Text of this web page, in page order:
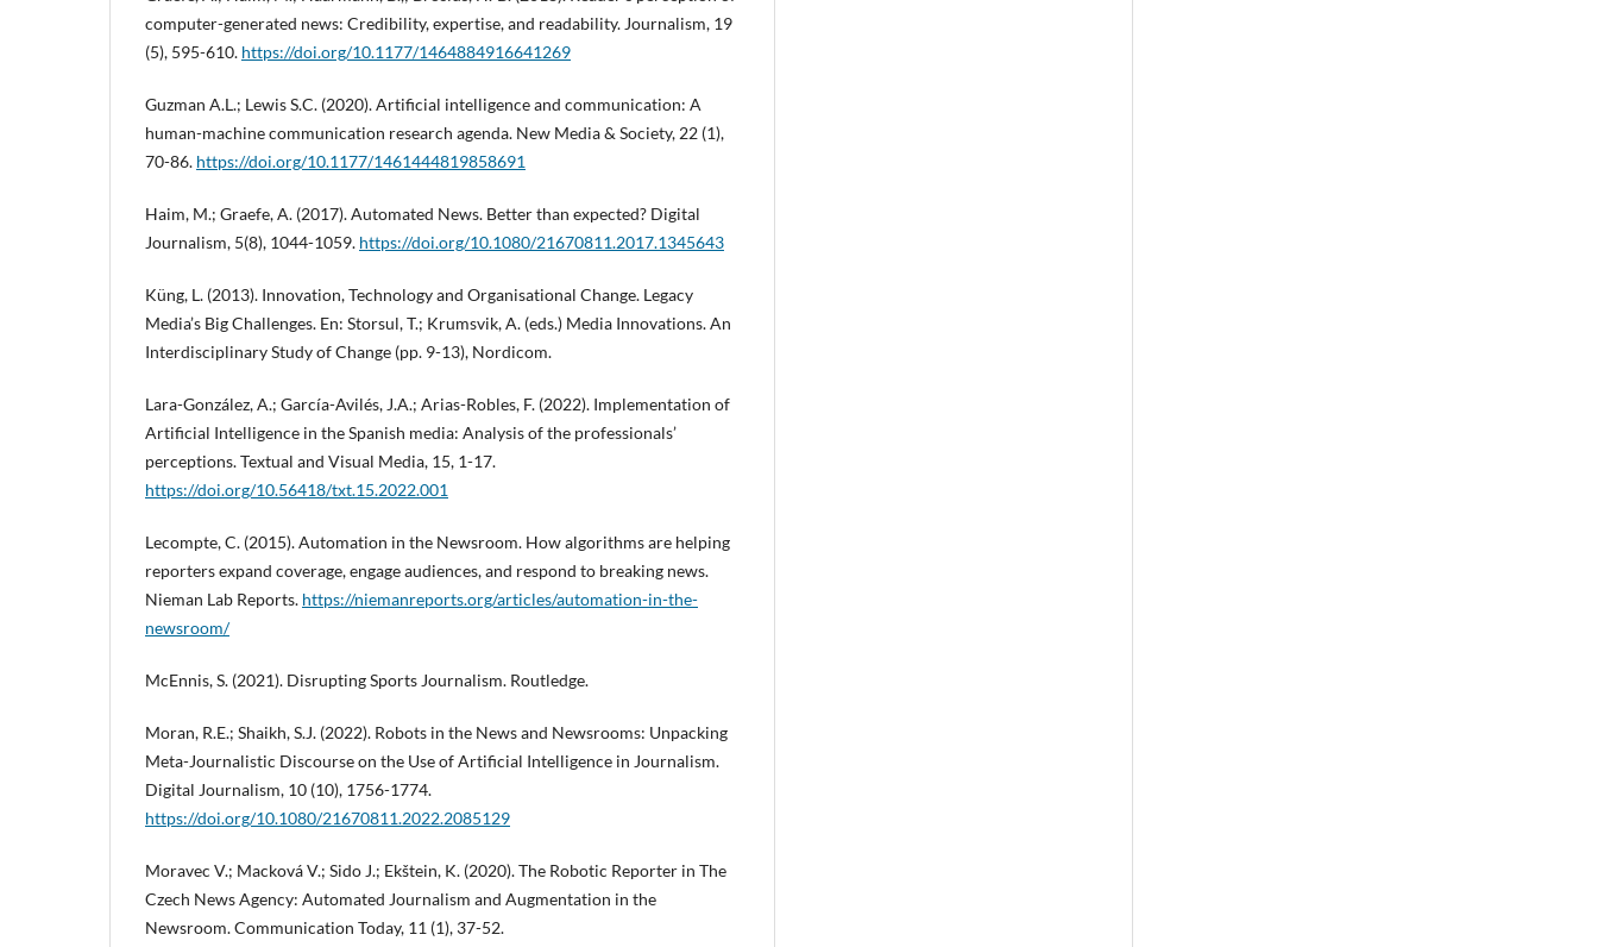
computer-generated news: Credibility, expertise, and readability. Journalism, 19
(5), 595-610. https://doi.org/10.1177/1464884916641269
Guzman A.L.; Lewis S.C. (2020). Artificial intelligence and communication: A
human-machine communication research agenda. New Media & Society, 22 (1),
70-86. https://doi.org/10.1177/1461444819858691
Haim, M.; Graefe, A. (2017). Automated News. Better than expected? Digital
Journalism, 5(8), 1044-1059. https://doi.org/10.1080/21670811.2017.1345643
Küng, L. (2013). Innovation, Technology and Organisational Change. Legacy
Media’s Big Challenges. En: Storsul, T.; Krumsvik, A. (eds.) Media Innovations. An
Interdisciplinary Study of Change (pp. 9-13), Nordicom.
Lara-González, A.; García-Avilés, J.A.; Arias-Robles, F. (2022). Implementation of
Artificial Intelligence in the Spanish media: Analysis of the professionals’
perceptions. Textual and Visual Media, 15, 1-17.
https://doi.org/10.56418/txt.15.2022.001
Lecompte, C. (2015). Automation in the Newsroom. How algorithms are helping
reporters expand coverage, engage audiences, and respond to breaking news.
Nieman Lab Reports. https://niemanreports.org/articles/automation-in-the-
newsroom/
McEnnis, S. (2021). Disrupting Sports Journalism. Routledge.
Moran, R.E.; Shaikh, S.J. (2022). Robots in the News and Newsrooms: Unpacking
Meta-Journalistic Discourse on the Use of Artificial Intelligence in Journalism.
Digital Journalism, 10 (10), 1756-1774.
https://doi.org/10.1080/21670811.2022.2085129
Moravec V.; Macková V.; Sido J.; Ekštein, K. (2020). The Robotic Reporter in The
Czech News Agency: Automated Journalism and Augmentation in the
Newsroom. Communication Today, 11 (1), 37-52.